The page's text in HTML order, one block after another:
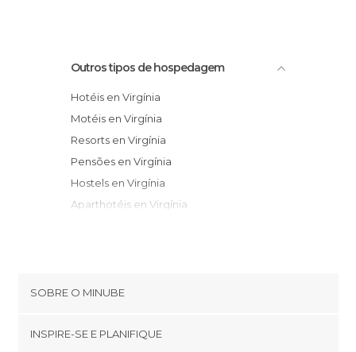
Outros tipos de hospedagem
Hotéis en Virgínia
Motéis en Virgínia
Resorts en Virgínia
Pensões en Virgínia
Hostels en Virgínia
Aparthotéis en Virgínia
SOBRE O MINUBE
INSPIRE-SE E PLANIFIQUE